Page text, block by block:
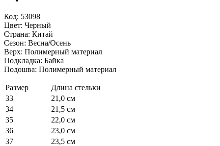
Код: 53098
Цвет: Черный
Страна: Китай
Сезон: Весна/Осень
Верх: Полимерный материал
Подкладка: Байка
Подошва: Полимерный материал
Размер
Длина стельки
33
21,0 см
34
21,5 см
35
22,0 см
36
23,0 см
37
23,5 см